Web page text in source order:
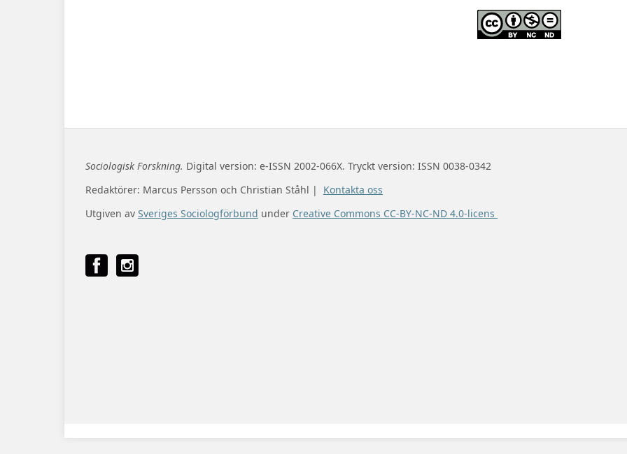
Sociologisk Forskning. Digital version: e-ISSN 2002-066X. Tryckt version: ISSN 0038-0342
Redaktörer: Marcus Persson och Christian Ståhl | Kontakta oss
Utgiven av Sveriges Sociologförbund under Creative Commons CC-BY-NC-ND 4.0-licens